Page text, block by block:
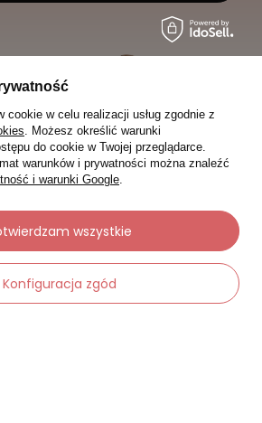
cookie w celu realizacji usług zgodnie z
. Możesz określić warunki
do cookie w Twojej przeglądarce.
warunków i prywatności można znaleźć
i warunki Google.
Konfiguracja zgód
wszystkie